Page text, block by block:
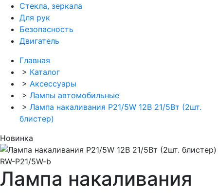
Стекла, зеркала
Для рук
Безопасность
Двигатель
Главная
> Каталог
> Аксессуары
> Лампы автомобильные
> Лампа накаливания P21/5W 12В 21/5Вт (2шт.
блистер)
Новинка
Лампа накаливания